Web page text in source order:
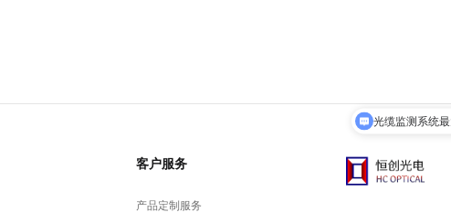
客户服务
产品定制服务
光缆监测系统